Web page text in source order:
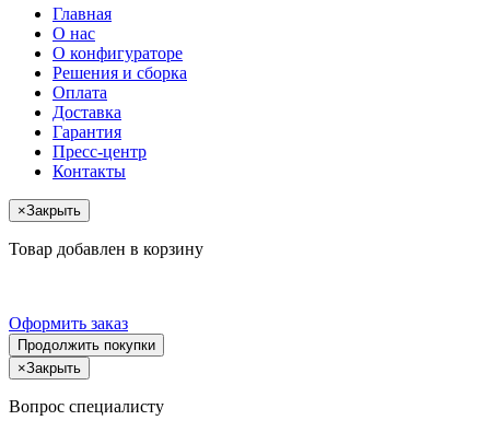
Главная
О нас
О конфигураторе
Решения и сборка
Оплата
Доставка
Гарантия
Пресс-центр
Контакты
×Закрыть
Товар добавлен в корзину
Оформить заказ
Продолжить покупки
×Закрыть
Вопрос специалисту